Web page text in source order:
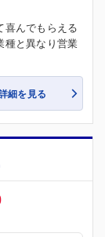
喜んでもらえる
種と異なり営業
細を見る